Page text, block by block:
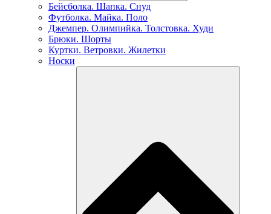
Бейсболка. Шапка. Снуд
Футболка. Майка. Поло
Джемпер. Олимпийка. Толстовка. Худи
Брюки. Шорты
Куртки. Ветровки. Жилетки
Носки